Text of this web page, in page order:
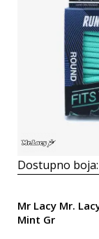
Dostupno boja:
Mr Lacy Mr.
Mint Gr